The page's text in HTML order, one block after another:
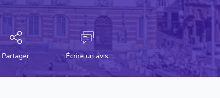
Partager Écrire un avis